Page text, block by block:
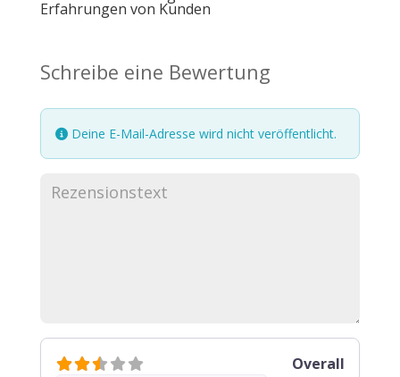
Erfahrungen von Kunden
Schreibe eine Bewertung
Deine E-Mail-Adresse wird nicht veröffentlicht.
Overall